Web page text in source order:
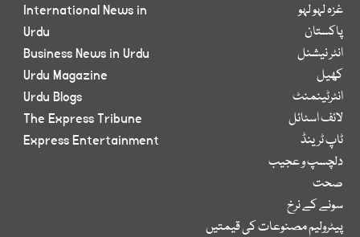
غزہ لہو لہو
پاکستان
انٹر نیشنل
کھیل
انٹرٹینمنٹ
لائف اسٹائل
ٹاپ ٹرینڈ
دلچسپ و عجیب
صحت
سونے کے نرخ
پیٹرولیم مصنوعات کی قیمتیں
International News in
Urdu
Business News in Urdu
Urdu Magazine
Urdu Blogs
The Express Tribune
Express Entertainment